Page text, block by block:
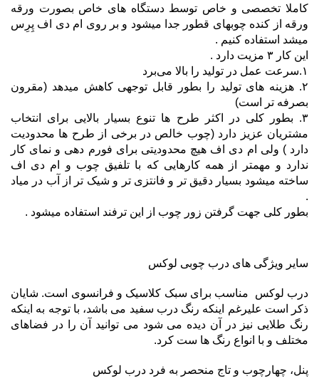
کاملا تخصصی و خاص توسط دستگاه های خاص بصورت ورقه
ورقه از کنده چوبهای قطور جدا میشود و بر روی ام دی اف پِرِس
میشد استفاده کنیم .
این کار ۳ مزیت دارد .
۱.سرعت عمل در تولید را بالا می‌برد
۲. هزینه های تولید را بطور قابل توجهی کاهش میدهد (مقرون
بصرفه تر است)
۳. بطور کلی در اکثر طرح ها تنوع بسیار بالایی برای انتخاب
مشتریان عزیز دارد (چوب خالص در برخی از طرح ها محدودیت
دارد ) ولی ام دی اف هیچ محدودیتی برای فورم دهی و نمای کار
ندارد و مهمتر از همه کارهایی که با تلفیق چوب و ام دی اف
ساخته میشود بسیار دقیق تر و فانتزی تر و شیک تر از آب در میاد
.
بطور کلی جهت گرفتن زور چوب از این ترفند استفاده میشود .
سایر ویژگی های درب چوبی لوکس
درب لوکس مناسب برای سبک کلاسیک و فرانسوی است. شایان
ذکر است علیرغم اینکه رنگ درب سفید می باشد، با توجه به اینکه
رنگ طلایی نیز در آن دیده می شود می توانید آن را در فضاهای
مختلف و با انواع رنگ ها ست کرد.
پنل، چهارچوب و تاج منحصر به فرد درب لوکس